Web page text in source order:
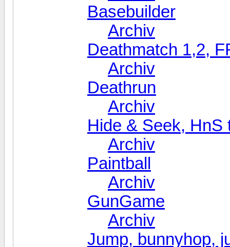
Basebuilder
Archiv
Deathmatch 1,2,
Archiv
Deathrun
Archiv
Hide & Seek, HnS
Archiv
Paintball
Archiv
GunGame
Archiv
Jump, bunnyhop,